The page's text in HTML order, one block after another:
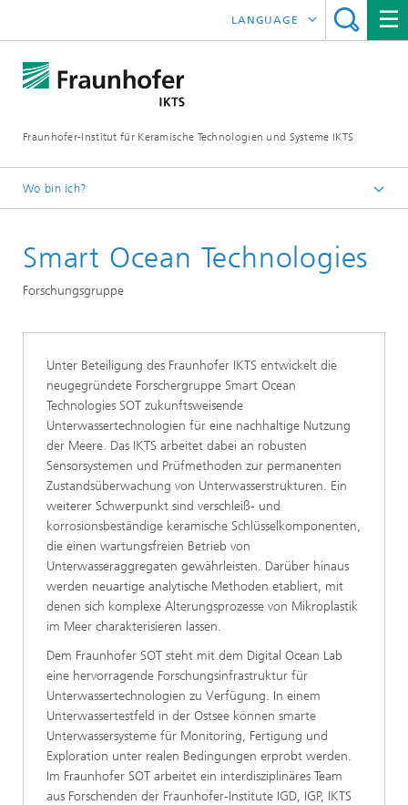
Fraunhofer-Institut für Keramische Technologien und Systeme IKTS
LANGUAGE
ČESKÝ
Wo bin ich?
Abteilungen
Smart Ocean Technologies
Forschungsgruppe
Unter Beteiligung des Fraunhofer IKTS entwickelt die
neugegründete Forschergruppe Smart Ocean
Technologies SOT zukunftsweisende
Unterwassertechnologien für eine nachhaltige Nutzung
der Meere. Das IKTS arbeitet dabei an robusten
Sensorsystemen und Prüfmethoden zur permanenten
Zustandsüberwachung von Unterwasserstrukturen. Ein
weiterer Schwerpunkt sind verschleiß- und
korrosionsbeständige keramische Schlüsselkomponenten,
die einen wartungsfreien Betrieb von
Unterwasseraggregaten gewährleisten. Darüber hinaus
werden neuartige analytische Methoden etabliert, mit
denen sich komplexe Alterungsprozesse von Mikroplastik
im Meer charakterisieren lassen.
Dem Fraunhofer SOT steht mit dem Digital Ocean Lab
eine hervorragende Forschungsinfrastruktur für
Unterwassertechnologien zu Verfügung. In einem
Unterwassertestfeld in der Ostsee können smarte
Unterwassersysteme für Monitoring, Fertigung und
Exploration unter realen Bedingungen erprobt werden.
Im Fraunhofer SOT arbeitet ein interdisziplinäres Team
aus Forschenden der Fraunhofer-Institute IGD, IGP, IKTS